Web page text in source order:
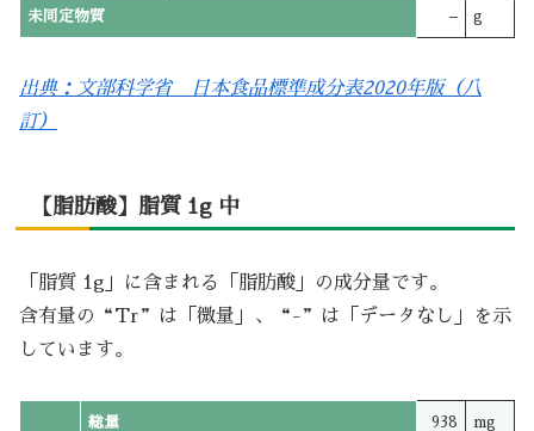
未同定物質 – g
出典：文部科学省 日本食品標準成分表2020年版（八
訂）
【脂肪酸】脂質 1g 中
「脂質 1g」に含まれる「脂肪酸」の成分量です。
含有量の“Tr”は「微量」、“-”は「データなし」を示
しています。
総量 938 mg